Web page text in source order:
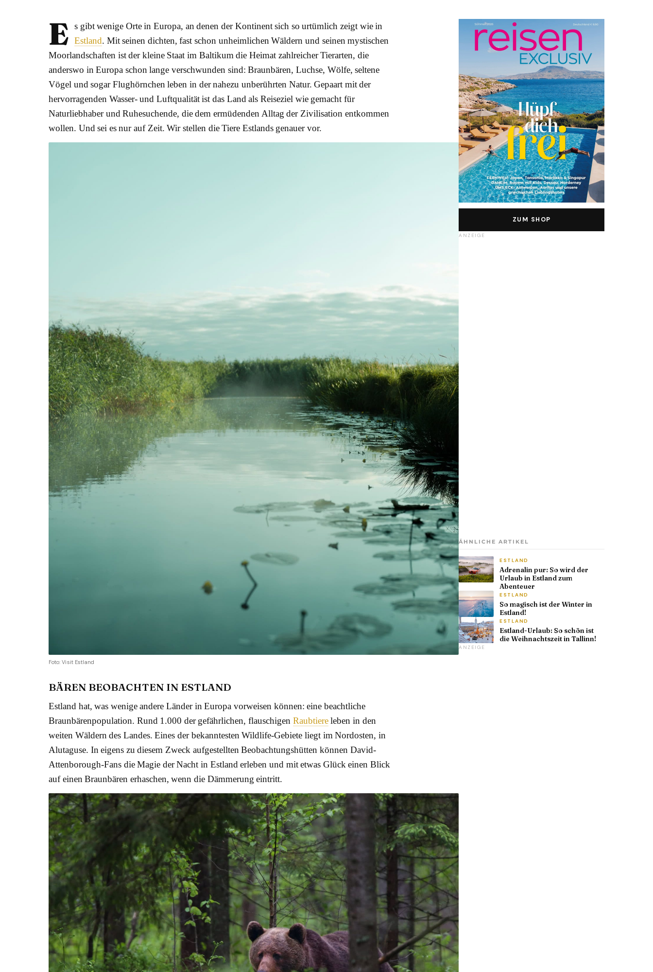
E s gibt wenige Orte in Europa, an denen der Kontinent sich so urtümlich zeigt wie in
Estland. Mit seinen dichten, fast schon unheimlichen Wäldern und seinen mystischen
Moorlandschaften ist der kleine Staat im Baltikum die Heimat zahlreicher Tierarten, die
anderswo in Europa schon lange verschwunden sind: Braunbären, Luchse, Wölfe, seltene
Vögel und sogar Flughörnchen leben in der nahezu unberührten Natur. Gepaart mit der
hervorragenden Wasser- und Luftqualität ist das Land als Reiseziel wie gemacht für
Naturliebhaber und Ruhesuchende, die dem ermüdenden Alltag der Zivilisation entkommen
wollen. Und sei es nur auf Zeit. Wir stellen die Tiere Estlands genauer vor.
Foto: Visit Estland
BÄREN BEOBACHTEN IN ESTLAND
Estland hat, was wenige andere Länder in Europa vorweisen können: eine beachtliche
Braunbärenpopulation. Rund 1.000 der gefährlichen, flauschigen Raubtiereleben in den
weiten Wäldern des Landes. Eines der bekanntesten Wildlife-Gebiete liegt im Nordosten, in
Alutaguse. In eigens zu diesem Zweck aufgestellten Beobachtungshütten können David-
Attenborough-Fans die Magie der Nacht in Estland erleben und mit etwas Glück einen Blick
auf einen Braunbären erhaschen, wenn die Dämmerung eintritt.
ZUM SHOP
ANZEIGE
ÄHNLICHE ARTIKEL
ESTLAND
Adrenalin pur: So wird der
Urlaub in Estland zum
Abenteuer
ESTLAND
So magisch ist der Winter in
Estland!
ESTLAND
Estland-Urlaub: So schön ist
die Weihnachtszeit in Tallinn!
ANZEIGE